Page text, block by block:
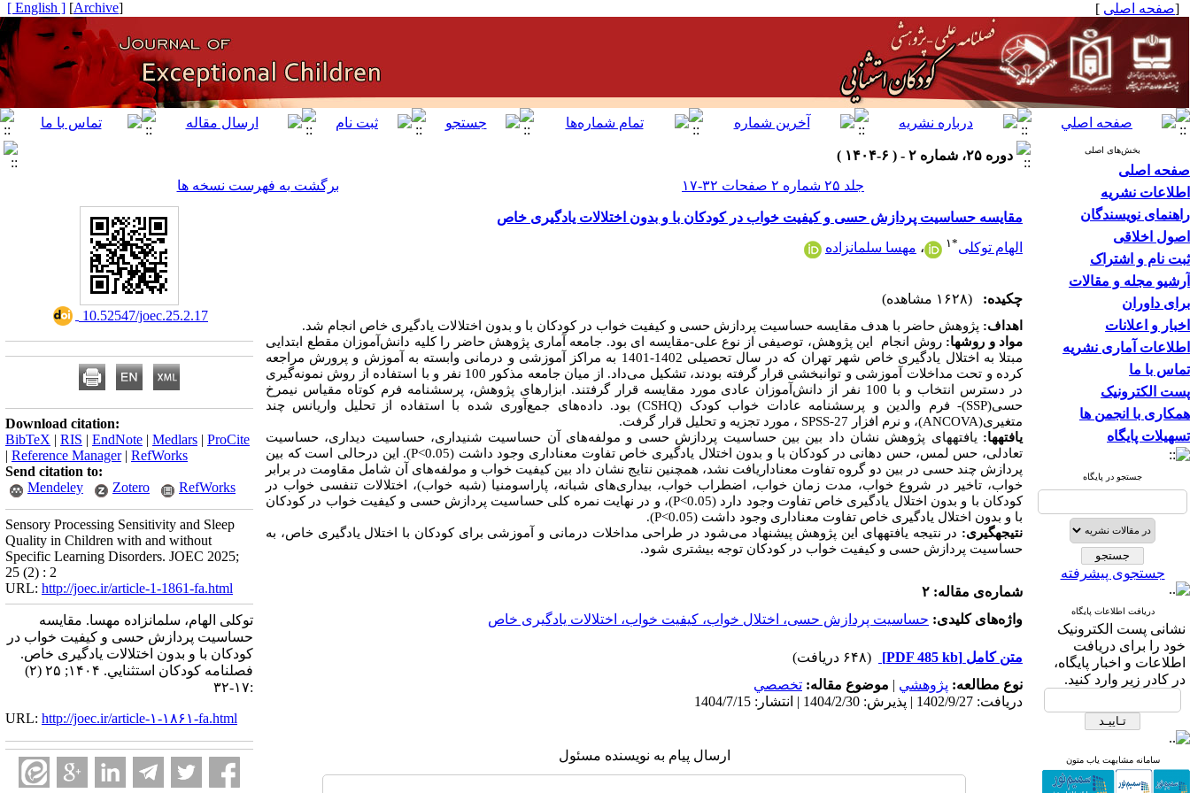
[صفحه اصلی ]
[
Archive
]
[ English ]
بخش‌های اصلی
صفحه اصلی
اطلاعات نشریه
راهنمای نویسندگان
اصول اخلاقی
ثبت نام و اشتراک
آرشیو مجله و مقالات
برای داوران
اخبار و اعلانات
اطلاعات آماری نشریه
تماس با ما
پست الکترونیک
همکاری با انجمن ها
تسهیلات پایگاه
جستجو در پایگاه
جستجوی پیشرفته
دریافت اطلاعات پایگاه
نشانی پست الکترونیک
خود را برای دریافت
اطلاعات و اخبار پایگاه،
در کادر زیر وارد کنید.
سامانه مشابهت یاب متون
دوره ۲۵، شماره ۲ - ( ۶-۱۴۰۴ )
جلد ۲۵ شماره ۲ صفحات ۳۲-۱۷
برگشت به فهرست نسخه ها
مقایسه حساسیت پردازش حسی و کیفیت خواب در کودکان با و بدون اختلالات یادگیری خاص
الهام توکلی*۱ ، مهسا سلمانزاده
چکیده: (۱۶۲۸ مشاهده)
اهداف: پژوهش حاضر با هدف مقایسه حساسیت پردازش حسی و کیفیت خواب در کودکان با و بدون اختلالات یادگیری خاص انجام شد.
مواد و روش­ها: روش انجام این پژوهش، توصیفی از نوع علی-مقایسه ای بود. جامعه آماری پژوهش حاضر را کلیه دانش آموزان مقطع ابتدایی
مبتلا به اختلال یادگیری خاص شهر تهران که در سال تحصیلی 1402-1401 به مراکز آموزشی و درمانی وابسته به آموزش و پرورش مراجعه
کرده و تحت مداخلات آموزشی و توانبخشی قرار گرفته بودند، تشکیل میداد. از میان جامعه مذکور 100 نفر و با استفاده از روش نمونه
گیری
در دسترس انتخاب و با 100 نفر از دانش
آموزان عادی مورد مقایسه قرار گرفتند. ابزارهای پژوهش، پرسشنامه فرم کوتاه مقیاس نیمرخ
حسی(SSP)- فرم والدین و پرسشنامه عادات خواب کودک (CSHQ) بود. داده‌های جمع‌آوری شده با استفاده از تحلیل واریانس چند
متغیری(ANCOVA)، و نرم افزار SPSS-27 ، مورد تجزیه و تحلیل قرار گرفت.
یافته­ها: یافته­های پژوهش نشان داد بین بین حساسیت پردازش حسی و مولفه‌های آن حساسیت شنیداری، حساسیت دیداری، حساسیت
تعادلی، حس لمس، حس دهانی در کودکان با و بدون اختلال یادگیری خاص تفاوت معناداری وجود داشت (P<0.05). این درحالی است که بین
پردازش چند حسی در بین دو گروه تفاوت معناداریافت نشد، همچنین نتایج نشان داد بین کیفیت خواب و مولفه‌های آن شامل مقاومت در برابر
خواب، تاخیر در شروع خواب، مدت زمان خواب، اضطراب خواب، بیداری‌های شبانه، پاراسومنیا (شبه خواب)، اختلالات تنفسی خواب در
کودکان با و بدون اختلال یادگیری خاص تفاوت وجود دارد (P<0.05)،‌ و در نهایت نمره کلی حساسیت پردازش حسی و کیفیت خواب در کودکان
با و بدون اختلال یادگیری خاص تفاوت معناداری وجود داشت (P<0.05
).
نتیجه­گیری: در نتیجه یافته­های این پژوهش پیشنهاد می‌شود در طراحی مداخلات درمانی و آموزشی برای کودکان با اختلال یادگیری خاص، به
حساسیت پردازش حسی و کیفیت خواب در کودکان توجه بیشتری شود.
شماره‌ی مقاله: ۲
واژه‌های کلیدی: حساسیت پردازش حسی، اختلال خواب، کیفیت خواب، اختلالات یادگیری خاص
متن کامل [PDF 485 kb]
(۶۴۸ دریافت)
نوع مطالعه: پژوهشي | موضوع مقاله: تخصصي
دریافت: 1402/9/27 | پذیرش: 1404/2/30 | انتشار: 1404/7/15
ارسال پیام به نویسنده مسئول
‎ 10.52547/joec.25.2.17
Download citation:
BibTeX | RIS | EndNote | Medlars | ProCite
| Reference Manager| RefWorks
Send citation to:
Mendeley
Zotero RefWorks
Sensory Processing Sensitivity and Sleep
Quality in Children with and without
Specific Learning Disorders. JOEC 2025;
25 (2) : 2
URL: http://joec.ir/article-1-1861-fa.html
توکلی الهام، سلمانزاده مهسا. مقایسه
حساسیت پردازش حسی و کیفیت خواب در
کودکان با و بدون اختلالات یادگیری خاص.
فصلنامه كودكان استثنايي. ۱۴۰۴; ۲۵ (۲)
:۱۷-۳۲
URL: http://joec.ir/article-۱-۱۸۶۱-fa.html